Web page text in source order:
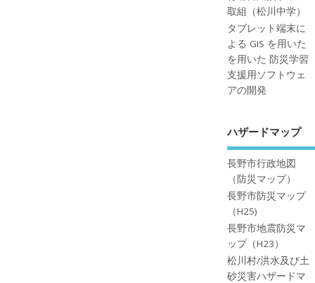
取組（松川中学）
タブレット端末に
よる GIS を用いた
を用いた 防災学習
支援用ソフトウェ
アの開発
ハザードマップ
長野市行政地図
（防災マップ）
長野市防災マップ
（H25)
長野市地震防災マ
ップ（H23）
松川村/洪水及び土
砂災害ハザードマ